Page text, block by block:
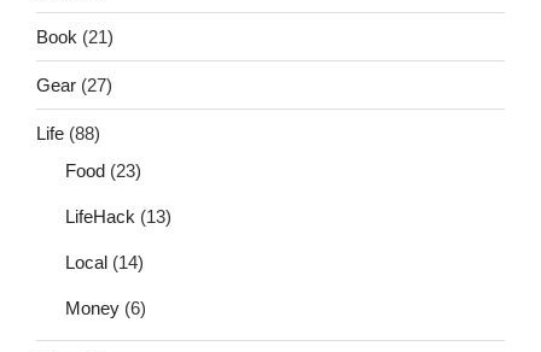
Book (21)
Gear (27)
Life (88)
Food (23)
LifeHack (13)
Local (14)
Money (6)